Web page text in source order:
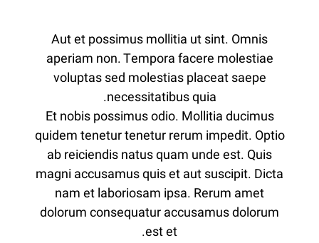
Aut et possimus mollitia ut sint. Omnis
aperiam non. Tempora facere molestiae
voluptas sed molestias placeat saepe
necessitatibus quia.
Et nobis possimus odio. Mollitia ducimus
quidem tenetur tenetur rerum impedit. Optio
ab reiciendis natus quam unde est. Quis
magni accusamus quis et aut suscipit. Dicta
nam et laboriosam ipsa. Rerum amet
dolorum consequatur accusamus dolorum
est et.